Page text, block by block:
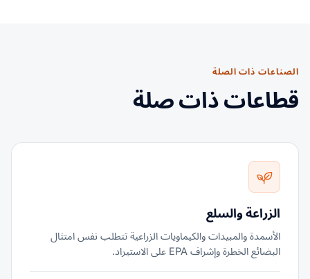
الصناعات ذات الصلة
قطاعات ذات صلة
الزراعة والسلع
الأسمدة والمبيدات والكيماويات الزراعية تتطلب نفس امتثال
البضائع الخطرة وإشراف EPA على الاستيراد.